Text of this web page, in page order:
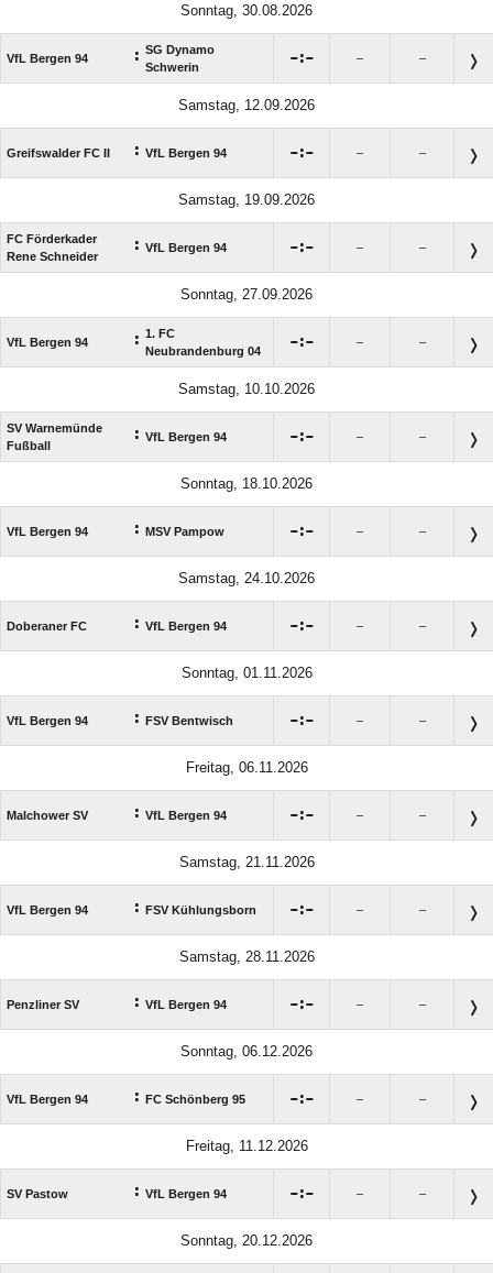
Sonntag, 30.08.2026
VfL Bergen 94 : SG Dynamo
Schwerin
: – –
Samstag, 12.09.2026
Greifswalder FC II : VfL Bergen 94 : – –
Samstag, 19.09.2026
FC Förderkader
Rene Schneider
: VfL Bergen 94 : – –
Sonntag, 27.09.2026
VfL Bergen 94 : 1. FC
Neubrandenburg 04
: – –
Samstag, 10.10.2026
SV Warnemünde
Fußball
: VfL Bergen 94 : – –
Sonntag, 18.10.2026
VfL Bergen 94 : MSV Pampow : – –
Samstag, 24.10.2026
Doberaner FC : VfL Bergen 94 : – –
Sonntag, 01.11.2026
VfL Bergen 94 : FSV Bentwisch : – –
Freitag, 06.11.2026
Malchower SV : VfL Bergen 94 : – –
Samstag, 21.11.2026
VfL Bergen 94 : FSV Kühlungsborn : – –
Samstag, 28.11.2026
Penzliner SV : VfL Bergen 94 : – –
Sonntag, 06.12.2026
VfL Bergen 94 : FC Schönberg 95 : – –
Freitag, 11.12.2026
SV Pastow : VfL Bergen 94 : – –
Sonntag, 20.12.2026